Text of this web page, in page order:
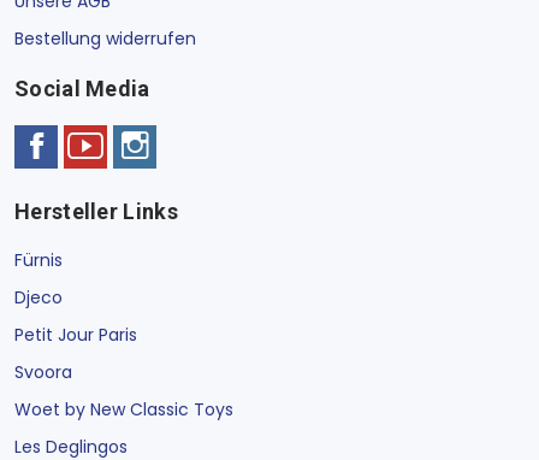
Bestellung widerrufen
Social Media
Hersteller Links
Fürnis
Djeco
Petit Jour Paris
Svoora
Woet by New Classic Toys
Les Deglingos